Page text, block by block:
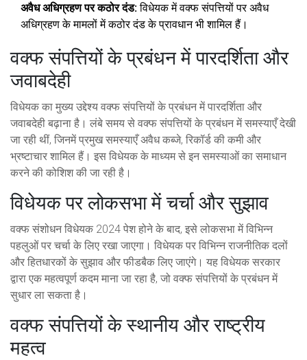
अवैध अधिग्रहण पर कठोर दंड:विधेयक में वक्फ संपत्तियों पर अवैध
अधिग्रहण के मामलों में कठोर दंड के प्रावधान भी शामिल हैं।
वक्फ संपत्तियों के प्रबंधन में पारदर्शिता और
जवाबदेही
विधेयक का मुख्य उद्देश्य वक्फ संपत्तियों के प्रबंधन में पारदर्शिता और
जवाबदेही बढ़ाना है। लंबे समय से वक्फ संपत्तियों के प्रबंधन में समस्याएँ देखी
जा रही थीं, जिनमें प्रमुख समस्याएँ अवैध कब्जे, रिकॉर्ड की कमी और
भ्रष्टाचार शामिल हैं। इस विधेयक के माध्यम से इन समस्याओं का समाधान
करने की कोशिश की जा रही है।
विधेयक पर लोकसभा में चर्चा और सुझाव
वक्फ संशोधन विधेयक 2024 पेश होने के बाद, इसे लोकसभा में विभिन्न
पहलुओं पर चर्चा के लिए रखा जाएगा। विधेयक पर विभिन्न राजनीतिक दलों
और हितधारकों के सुझाव और फीडबैक लिए जाएंगे। यह विधेयक सरकार
द्वारा एक महत्वपूर्ण कदम माना जा रहा है, जो वक्फ संपत्तियों के प्रबंधन में
सुधार ला सकता है।
वक्फ संपत्तियों के स्थानीय और राष्ट्रीय
महत्व